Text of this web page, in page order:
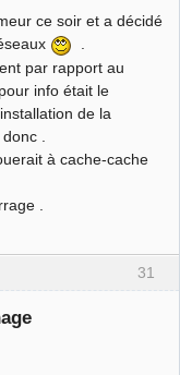
ce soir et a décidé
par rapport au
info était le
de la
.
à cache-cache
.
31